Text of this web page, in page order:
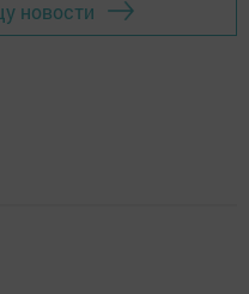
новости